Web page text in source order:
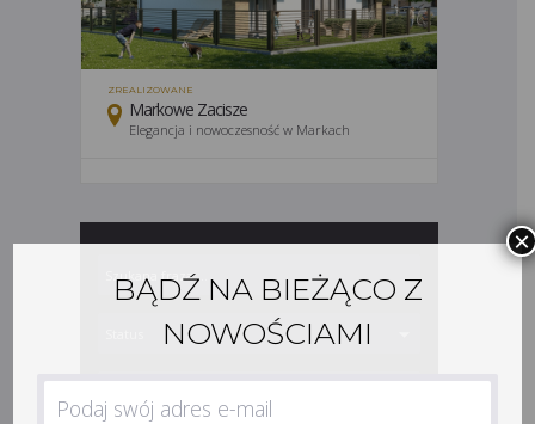
ZREALIZOWANE
Markowe Zacisze
Elegancja i nowoczesność w Markach
BĄDŹ NA BIEŻĄCO Z
NOWOŚCIAMI
×